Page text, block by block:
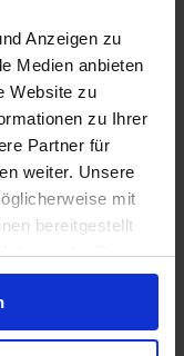
Anzeigen zu
Medien anbieten
Website zu
zu Ihrer
Partner für
weiter. Unsere
mit
bereitgestellt
der Dienste